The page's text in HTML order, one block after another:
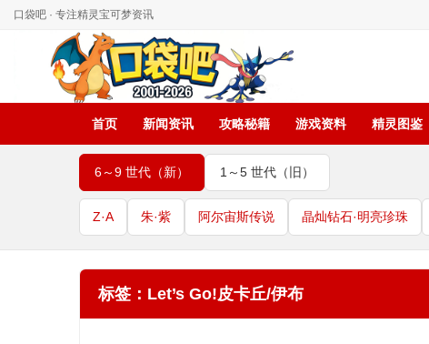
口袋吧 · 专注精灵宝可梦资讯
首页 新闻资讯 攻略秘籍 游戏资料 精灵图鉴
6～9 世代（新） 1～5 世代（旧）
Z·A 朱·紫 阿尔宙斯传说 晶灿钻石·明亮珍珠
标签：Let’s Go!皮卡丘/伊布